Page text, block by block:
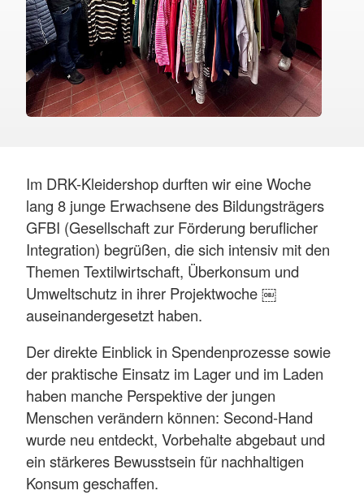
Im DRK-Kleidershop durften wir eine Woche
lang 8 junge Erwachsene des Bildungsträgers
GFBI (Gesellschaft zur Förderung beruflicher
Integration) begrüßen, die sich intensiv mit den
Themen Textilwirtschaft, Überkonsum und
Umweltschutz in ihrer Projektwoche ￼
auseinandergesetzt haben.
Der direkte Einblick in Spendenprozesse sowie
der praktische Einsatz im Lager und im Laden
haben manche Perspektive der jungen
Menschen verändern können: Second-Hand
wurde neu entdeckt, Vorbehalte abgebaut und
ein stärkeres Bewusstsein für nachhaltigen
Konsum geschaffen.